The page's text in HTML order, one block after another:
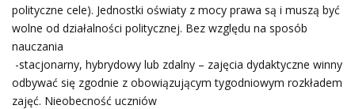
polityczne cele). Jednostki oświaty z mocy prawa są i muszą być
wolne od działalności politycznej. Bez względu na sposób
nauczania
-stacjonarny, hybrydowy lub zdalny – zajęcia dydaktyczne winny
odbywać się zgodnie z obowiązującym tygodniowym rozkładem
zajęć. Nieobecność uczniów